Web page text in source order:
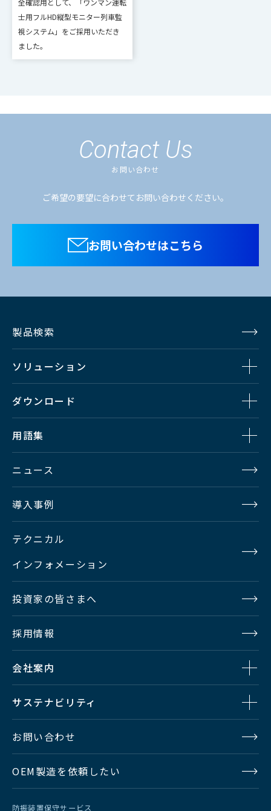
全確認用として、「ワンマン運転
士用フルHD縦型モニター列車監
視システム」をご採用いただき
ました。
Contact Us
お問い合わせ
ご希望の要望に合わせてお問い合わせください。
お問い合わせはこちら
製品検索
ソリューション
ダウンロード
用語集
ニュース
導入事例
テクニカル
インフォメーション
投資家の皆さまへ
採用情報
会社案内
サステナビリティ
お問い合わせ
OEM製造を依頼したい
防振装置保守サービス